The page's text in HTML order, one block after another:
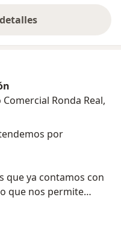
la experiencia
Ronda Real,
por
que ya contamos con
que nos permite
en Nutrición,
y Psiquiatría.